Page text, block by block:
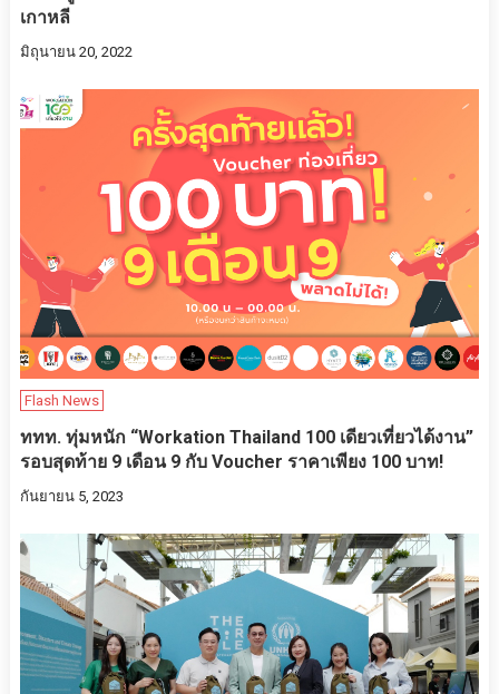
เกาหลี
มิถุนายน 20, 2022
Flash News
ททท. ทุ่มหนัก “Workation Thailand 100 เดียวเที่ยวได้งาน”
รอบสุดท้าย 9 เดือน 9 กับ Voucher ราคาเพียง 100 บาท!
กันยายน 5, 2023